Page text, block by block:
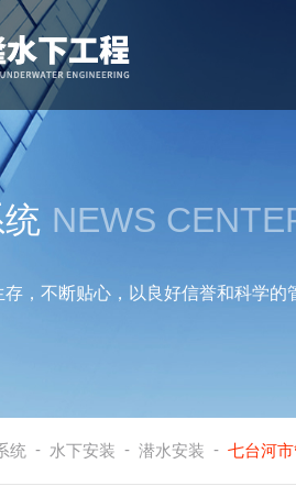
NEWS
存，不断贴心，以良好信誉和科学的
统 - 水下安装 - 潜水安装 - 七台河